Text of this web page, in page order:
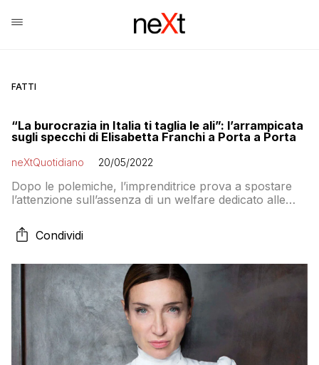
FATTI
“La burocrazia in Italia ti taglia le ali”: l’arrampicata
sugli specchi di Elisabetta Franchi a Porta a Porta
neXtQuotidiano 20/05/2022
Dopo le polemiche, l’imprenditrice prova a spostare
l’attenzione sull’assenza di un welfare dedicato alle
Condividi